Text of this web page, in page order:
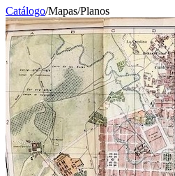
Catálogo/Mapas/Planos